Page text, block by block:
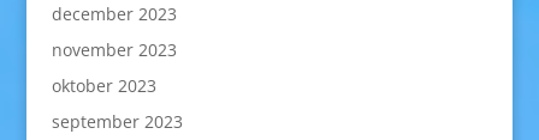
december 2023
november 2023
oktober 2023
september 2023